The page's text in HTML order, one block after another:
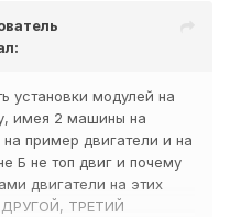
модулей на
имея 2 машины на
пример двигатели и на
Б не топ двиг и почему
двигатели на этих
ДРУГОЙ, ТРЕТИЙ